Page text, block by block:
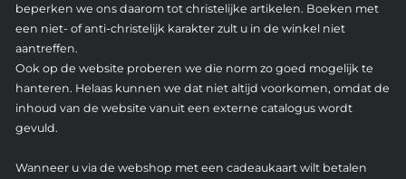
beperken we ons daarom tot christelijke artikelen. Boeken met
een niet- of anti-christelijk karakter zult u in de winkel niet
aantreffen.
Ook op de website proberen we die norm zo goed mogelijk te
hanteren. Helaas kunnen we dat niet altijd voorkomen, omdat de
inhoud van de website vanuit een externe catalogus wordt
gevuld.
Wanneer u via de webshop met een cadeaukaart wilt betalen